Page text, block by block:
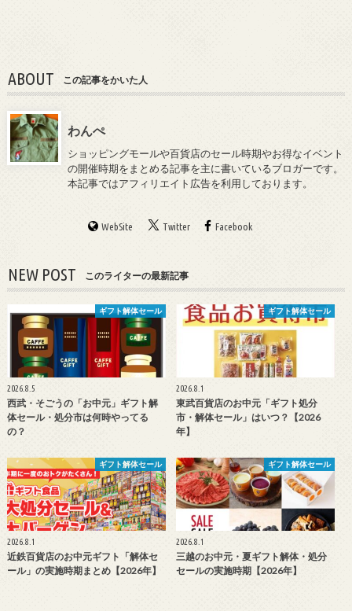
ABOUT この記事をかいた人
わんぺ
ショッピングモールや百貨店のセール時期やお得なイベント
の開催時期をまとめる記事を主に書いているブロガーです。
本記事ではアフィリエイト広告を利用しております。
WebSite Twitter Facebook
NEW POST このライターの最新記事
ギフト解体セール
2026.8.5
西武・そごうの「お中元」ギフト解
体セール・処分市は何時やってる
の？
ギフト解体セール
2026.8.1
東武百貨店のお中元「ギフト処分
市・解体セール」はいつ？【2026
年】
ギフト解体セール
2026.8.1
近鉄百貨店のお中元ギフト「解体セ
ール」の実施時期まとめ【2026年】
ギフト解体セール
2026.8.1
三越のお中元・夏ギフト解体・処分
セールの実施時期【2026年】